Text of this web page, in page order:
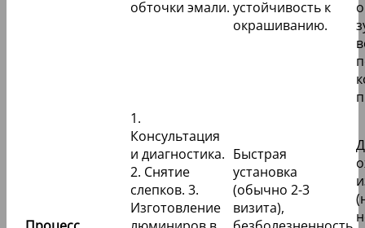
Ультратонкие
керамические
накладки (0.2-
0.3 мм),
которые
приклеиваются
к передней
эмали,
обратимость
процедуры (в
некоторых
случаях),